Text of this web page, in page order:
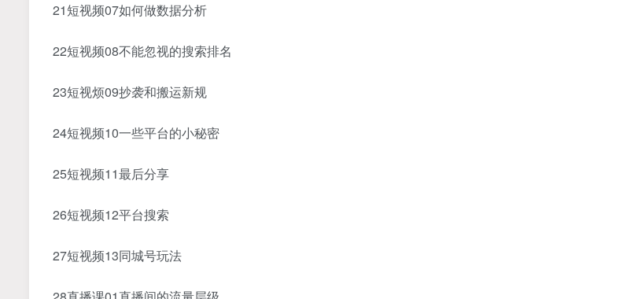
21短视频07如何做数据分析
22短视频08不能忽视的搜索排名
23短视烦09抄袭和搬运新规
24短视频10一些平台的小秘密
25短视频11最后分享
26短视频12平台搜索
27短视频13同城号玩法